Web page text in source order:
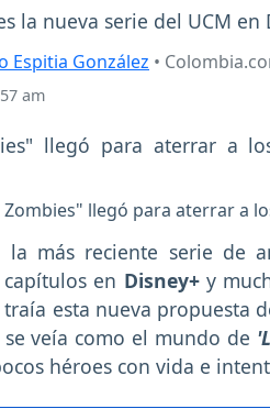
la nueva serie del UCM
Espitia González •
am
llegó para aterrar a
la más reciente serie de
en Disney+ y
esta nueva propuesta
veía como el mundo de
héroes con vida e